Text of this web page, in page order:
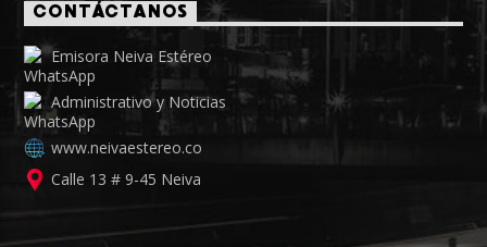
CONTÁCTANOS
Emisora Neiva Estéreo
Administrativo y Noticias
www.neivaestereo.co
Calle 13 # 9-45 Neiva